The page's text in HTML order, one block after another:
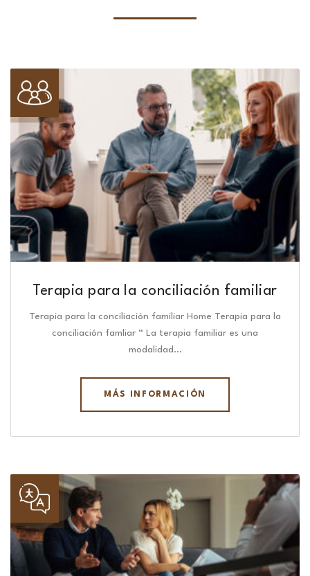
Terapia para la conciliación familiar
Terapia para la conciliación familiar Home Terapia para la
conciliación famliar “ La terapia familiar es una
modalidad…
MÁS INFORMACIÓN